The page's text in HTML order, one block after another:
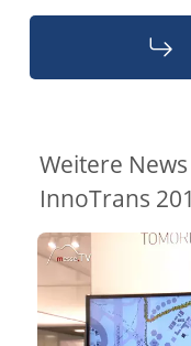
Weitere
InnoTrans